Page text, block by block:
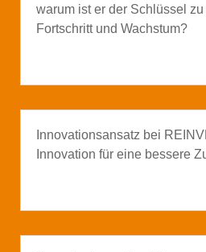
warum ist er der Schlüssel
Fortschritt und Wachstum?
Innovationsansatz bei
Innovation für eine bessere